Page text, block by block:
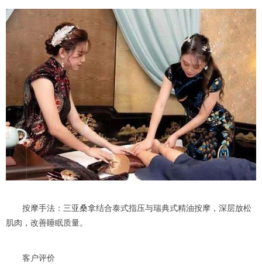
按摩手法：三亚桑拿结合泰式指压与瑞典式精油按摩，深层放松
肌肉，改善睡眠质量。
客户评价